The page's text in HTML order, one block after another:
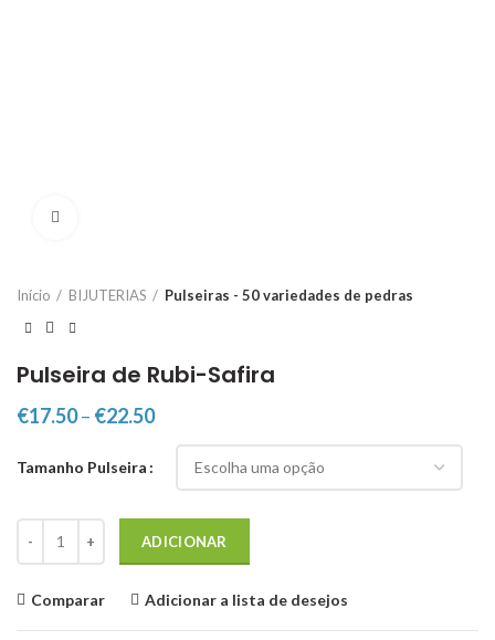
Início BIJUTERIAS Pulseiras - 50 variedades de pedras
Pulseira de Rubi-Safira
€17.50– €22.50
Tamanho Pulseira
ADICIONAR
Comparar Adicionar a lista de desejos